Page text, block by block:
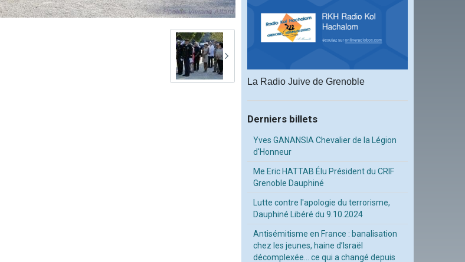
La Radio Juive de Grenoble
Derniers billets
Yves GANANSIA Chevalier de la Légion
d'Honneur
Me Eric HATTAB Élu Président du CRIF
Grenoble Dauphiné
Lutte contre l'apologie du terrorisme,
Dauphiné Libéré du 9.10.2024
Antisémitisme en France : banalisation
chez les jeunes, haine d’Israël
décomplexée… ce qui a changé depuis